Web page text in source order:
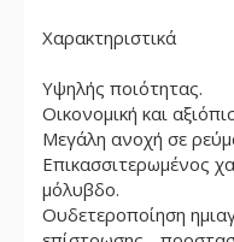
Χαρακτηριστικά
Υψηλής ποιότητας.
Οικονομική και
Μεγάλη ανοχή σε
Επικασσιτερωμένος
μόλυβδο.
Ουδετεροποίηση